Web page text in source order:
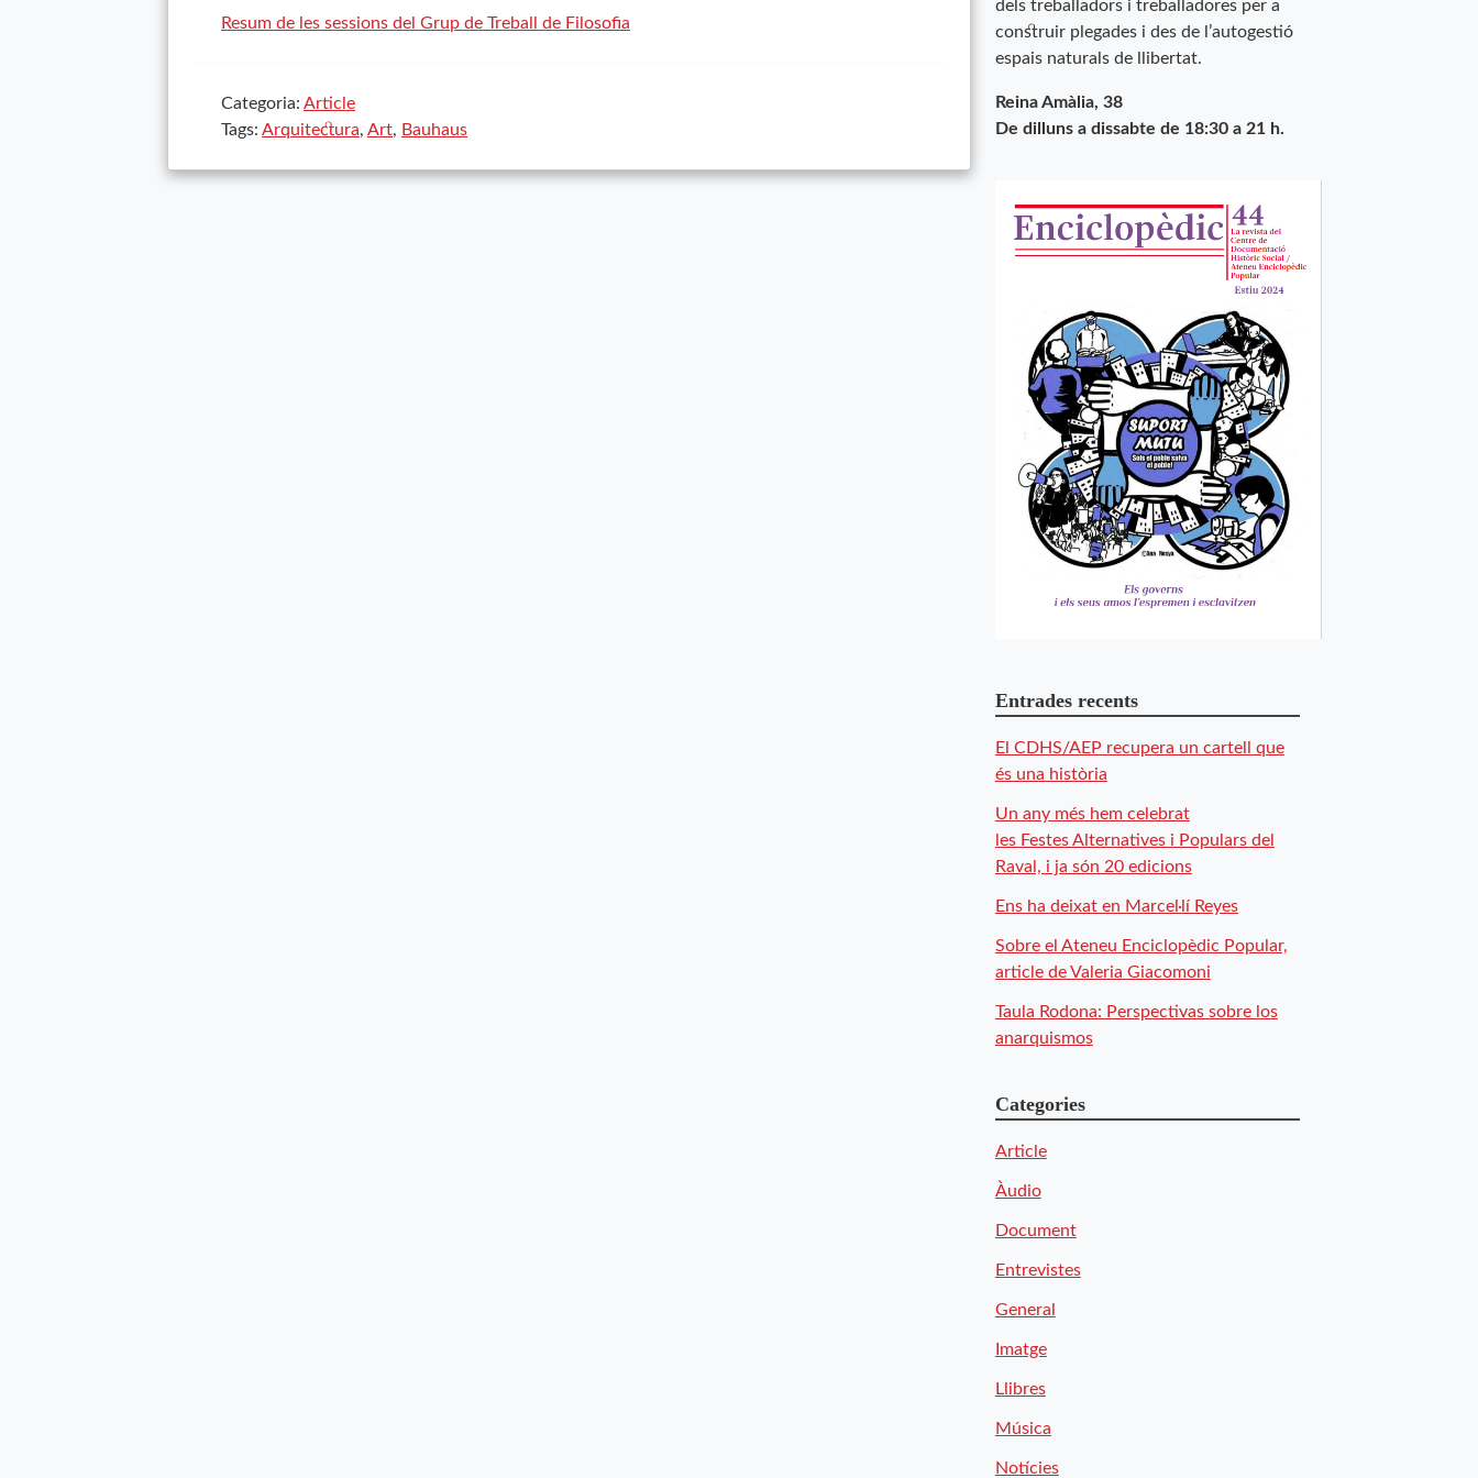
Resum de les sessions del Grup de Treball de Filosofia
Categoria: Article
Tags: Arquitectura, Art, Bauhaus
dels treballadors i treballadores per a
construir plegades i des de l’autogestió
espais naturals de llibertat.
Reina Amàlia, 38
De dilluns a dissabte de 18:30 a 21 h.
Entrades recents
El CDHS/AEP recupera un cartell que
és una història
Un any més hem celebrat
les Festes Alternatives i Populars del
Raval, i ja són 20 edicions
Ens ha deixat en Marcel·lí Reyes
Sobre el Ateneu Enciclopèdic Popular,
article de Valeria Giacomoni
Taula Rodona: Perspectivas sobre los
anarquismos
Categories
Article
Àudio
Document
Entrevistes
General
Imatge
Llibres
Música
Notícies